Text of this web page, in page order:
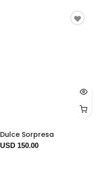
Dulce Sorpresa
USD 150.00